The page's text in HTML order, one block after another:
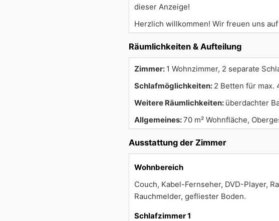
dieser Anzeige!
Herzlich willkommen! Wir freuen uns auf
Räumlichkeiten & Aufteilung
Zimmer: 1 Wohnzimmer, 2 separate
Schlafmöglichkeiten: 2 Betten für max.
Weitere Räumlichkeiten: überdachter
Allgemeines:70 m² Wohnfläche,
Ausstattung der Zimmer
Wohnbereich
Couch, Kabel-Fernseher, DVD-Player,
Rauchmelder, gefliester Boden.
Schlafzimmer 1